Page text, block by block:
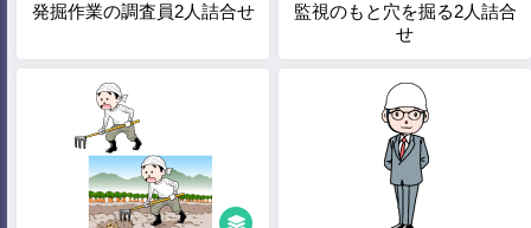
発掘作業の調査員2人詰合せ
監視のもと穴を掘る2人詰合
せ